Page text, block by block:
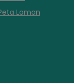
Laman